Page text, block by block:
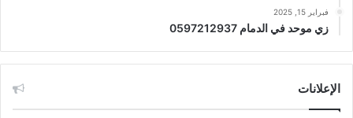
فبراير 15, 2025
زي موحد في الدمام 0597212937
الإعلانات